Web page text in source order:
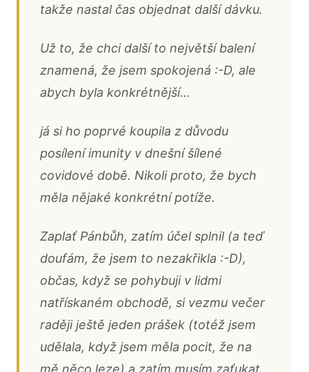
takže nastal čas objednat další dávku.
Už to, že chci další to největší balení
znamená, že jsem spokojená :-D, ale
abych byla konkrétnější…
já si ho poprvé koupila z důvodu
posílení imunity v dnešní šílené
covidové době. Nikoli proto, že bych
měla nějaké konkrétní potíže.
Zaplať Pánbůh, zatím účel splnil (a teď
doufám, že jsem to nezakřikla :-D),
občas, když se pohybuji v lidmi
natřískaném obchodě, si vezmu večer
raději ještě jeden prášek (totéž jsem
udělala, když jsem měla pocit, že na
mě něco leze) a zatím musím zaťukat…